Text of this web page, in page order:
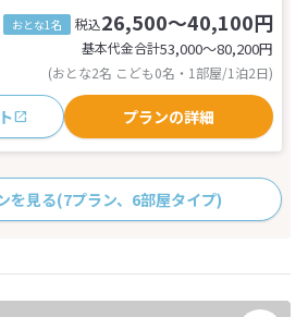
おとな1名 税込26,500～40,100円
基本代金合計53,000〜80,200円
(おとな2名 こども0名・1部屋/1泊2日)
プランの詳細
を見る(7プラン、6部屋タイプ)